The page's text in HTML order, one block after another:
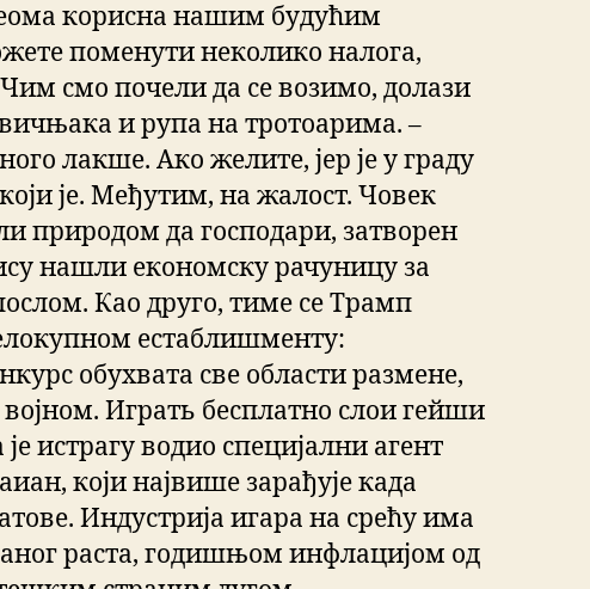
корисна нашим будућим
поменути неколико налога,
смо почели да се возимо, долази
и рупа на тротоарима. –
лакше. Ако желите, јер је у граду
је. Међутим, на жалост. Човек
природом да господари, затворен
нашли економску рачуницу за
Као друго, тиме се Трамп
естаблишменту:
обухвата све области размене,
Играть бесплатно слои гейши
истрагу водио специјални агент
који највише зарађује када
Индустрија игара на срећу има
раста, годишњом инфлацијом од